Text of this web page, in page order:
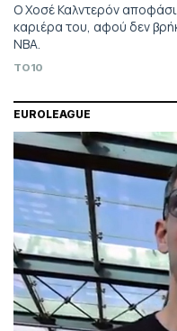
Ο Χοσέ Καλντερόν
καριέρα του, αφού δεν
NBA.
TO10
EUROLEAGUE